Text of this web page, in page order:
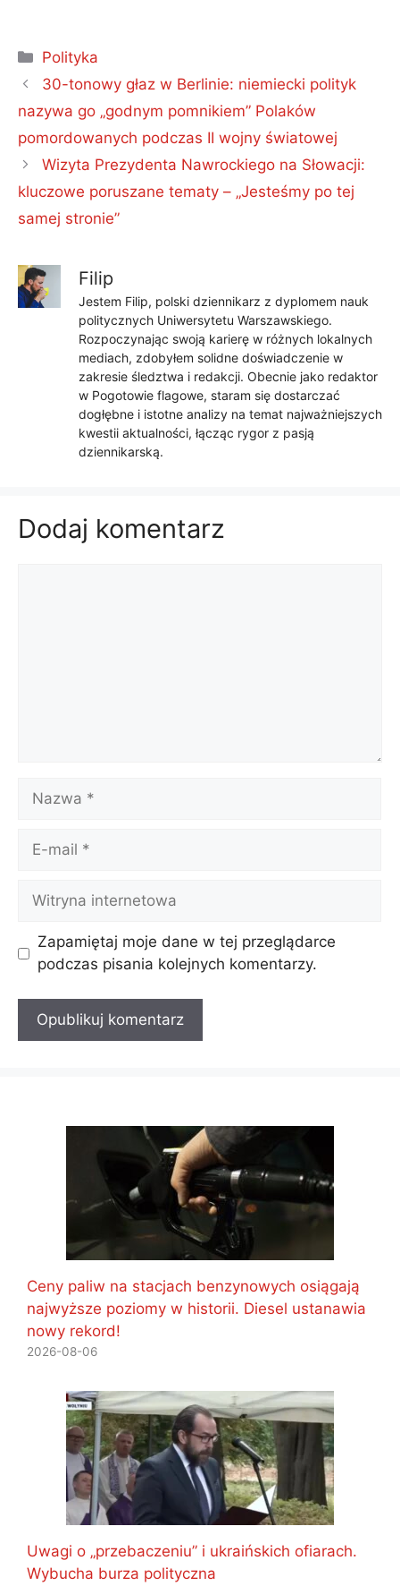
Kategorie
Polityka
30-tonowy głaz w Berlinie: niemiecki polityk
nazywa go „godnym pomnikiem” Polaków
pomordowanych podczas II wojny światowej
Wizyta Prezydenta Nawrockiego na Słowacji:
kluczowe poruszane tematy – „Jesteśmy po tej
samej stronie”
Filip
Jestem Filip, polski dziennikarz z dyplomem nauk
politycznych Uniwersytetu Warszawskiego.
Rozpoczynając swoją karierę w różnych lokalnych
mediach, zdobyłem solidne doświadczenie w
zakresie śledztwa i redakcji. Obecnie jako redaktor
w Pogotowie flagowe, staram się dostarczać
dogłębne i istotne analizy na temat najważniejszych
kwestii aktualności, łącząc rygor z pasją
dziennikarską.
Dodaj komentarz
Nazwa
Witryna
internetowa
Zapamiętaj moje dane w tej przeglądarce
podczas pisania kolejnych komentarzy.
Ceny paliw na stacjach benzynowych osiągają
najwyższe poziomy w historii. Diesel ustanawia
nowy rekord!
2026-08-06
Uwagi o „przebaczeniu” i ukraińskich ofiarach.
Wybucha burza polityczna